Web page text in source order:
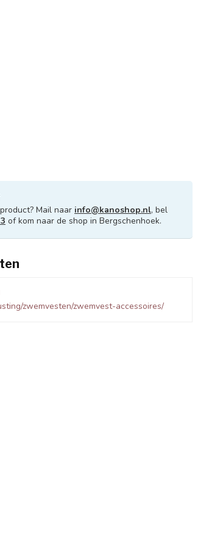
Mail naar info@kanoshop.nl, bel
of kom naar de shop in Bergschenhoek.
zwemvesten/zwemvest-accessoires/